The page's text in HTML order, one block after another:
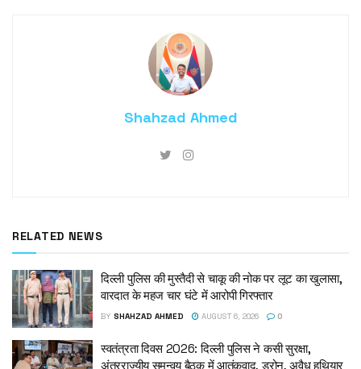
Shahzad Ahmed
RELATED NEWS
दिल्ली पुलिस की मुस्तैदी से चाकू की नोक पर लूट का खुलासा,
वारदात के महज चार घंटे में आरोपी गिरफ्तार
BY SHAHZAD AHMED AUGUST 6, 2026 0
स्वतंत्रता दिवस 2026: दिल्ली पुलिस ने कसी सुरक्षा,
अंतरराज्यीय समन्वय बैठक में आतंकवाद, ड्रोन, अवैध हथियार